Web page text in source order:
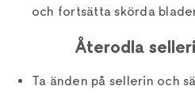
och fortsätta skörda
Återodla
Ta änden på sellerin och